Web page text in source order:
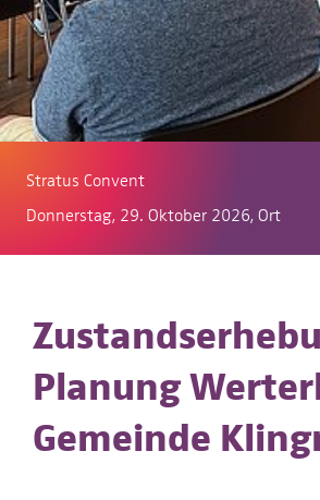
Stratus Convent
Donnerstag, 29. Oktober 2026, Ort
Planung
Gemeinde